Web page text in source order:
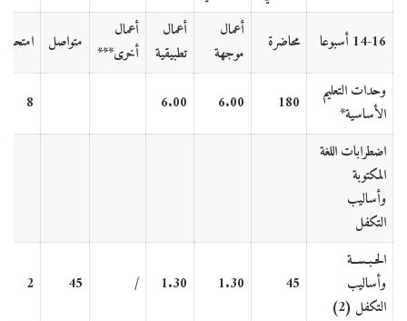
14-16 أسبوعا
محاضرة
أعمال
موجهة
أعمال
تطبيقية
أعمال
أخرى***
متواصل
امتحان
وحدات التعليم
الأساسية*
180
6.00
6.00
8
اضطرابات اللغة
المكتوبة
وأساليب
التكفل
الحـبـســة
وأساليب
التكفل (2)
45
1.30
1.30
/
45
2